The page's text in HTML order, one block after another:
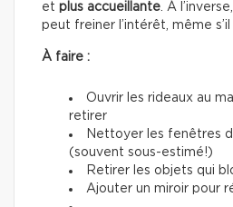
et plus accueillante. À
peut freiner l’intérêt, même
À faire :
Ouvrir les rideaux au
retirer
Nettoyer les fenêtres
(souvent sous-estimé!)
Retirer les objets qui
Ajouter un miroir pour